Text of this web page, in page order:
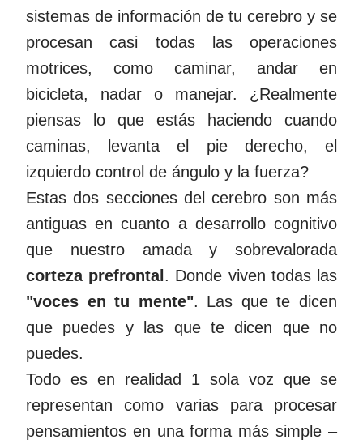
sistemas de información de tu cerebro y se
procesan casi todas las operaciones
motrices, como caminar, andar en
bicicleta, nadar o manejar. ¿Realmente
piensas lo que estás haciendo cuando
caminas, levanta el pie derecho, el
izquierdo control de ángulo y la fuerza?
Estas dos secciones del cerebro son más
antiguas en cuanto a desarrollo cognitivo
que nuestro amada y sobrevalorada
corteza prefrontal . Donde viven todas las
"voces en tu mente". Las que te dicen
que puedes y las que te dicen que no
puedes.
Todo es en realidad 1 sola voz que se
representan como varias para procesar
pensamientos en una forma más simple –